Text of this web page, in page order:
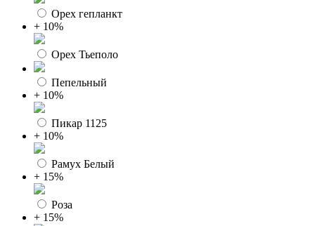
Орех гепланкт
+ 10%
Орех Тьеполо
Пепельный
+ 10%
Пикар 1125
+ 10%
Рамух Белый
+ 15%
Роза
+ 15%